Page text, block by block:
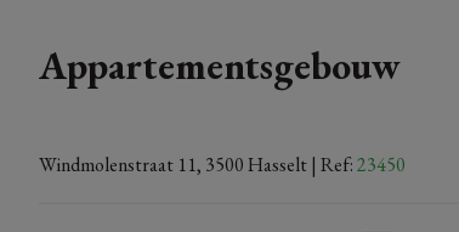
Appartementsgebouw
Windmolenstraat 11, 3500 Hasselt| Ref:23450